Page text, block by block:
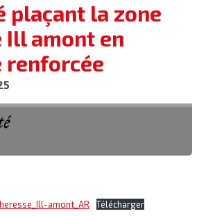
plaçant la zone
Ill amont en
renforcée
amont_AR Télécharger